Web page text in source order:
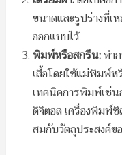
ขนาดและรูปร่างที่เ
ออกแบบไว้
พิมพ์หรือสกรีน:ทำ
เสื้อโดยใช้แม่พิมพ์ห
เทคนิคการพิมพ์เช่
ดิจิตอล เครื่องพิมพ์
สมกับวัตถุประสงค์ข